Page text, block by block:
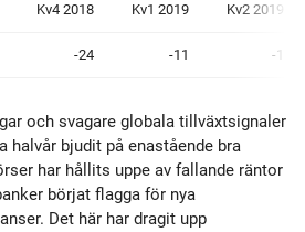
Kv4 2018 Kv1 2019 Kv2 2019
-24 -11 -1
och svagare globala tillväxtsignaler
bjudit på enastående bra
har hållits uppe av fallande räntor
börjat flagga för nya
Det här har dragit upp